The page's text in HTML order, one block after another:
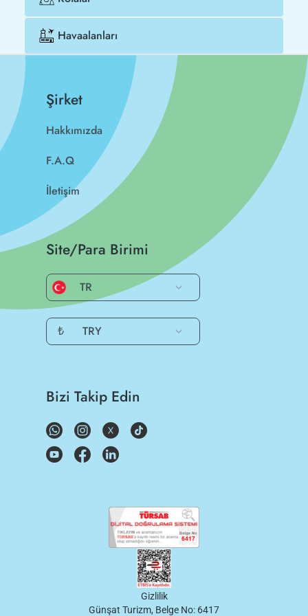
Havaalanları
Şirket
Hakkımızda
F.A.Q
İletişim
Site/Para Birimi
TR
₺ TRY
Bizi Takip Edin
Gizlilik
Günşat Turizm, Belge No: 6417